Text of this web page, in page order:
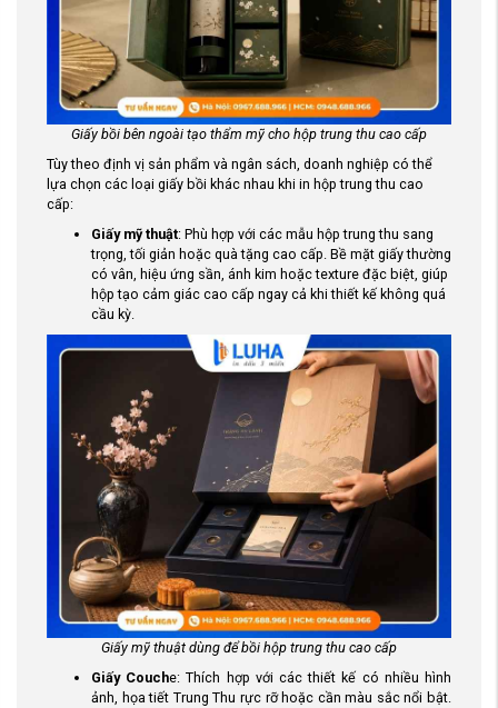
Giấy bồi bên ngoài tạo thẩm mỹ cho hộp trung thu cao cấp
Tùy theo định vị sản phẩm và ngân sách, doanh nghiệp có thể
lựa chọn các loại giấy bồi khác nhau khi in hộp trung thu cao
cấp:
Giấy mỹ thuật: Phù hợp với các mẫu hộp trung thu sang
trọng, tối giản hoặc quà tặng cao cấp. Bề mặt giấy thường
có vân, hiệu ứng sần, ánh kim hoặc texture đặc biệt, giúp
hộp tạo cảm giác cao cấp ngay cả khi thiết kế không quá
cầu kỳ.
Giấy mỹ thuật dùng để bồi hộp trung thu cao cấp
Giấy Couche: Thích hợp với các thiết kế có nhiều hình
ảnh, họa tiết Trung Thu rực rỡ hoặc cần màu sắc nổi bật.